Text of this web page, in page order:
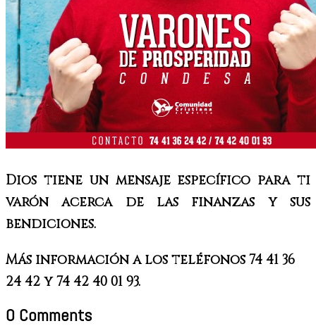
Dios tiene un mensaje específico para ti
varón acerca de las finanzas y sus
bendiciones.
Más información a los teléfonos 74 41 36
24 42 y 74 42 40 01 93.
0 Comments